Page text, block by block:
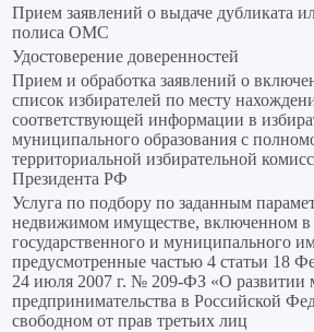
Прием заявлений о выдаче дубликата
полиса ОМС
Удостоверение доверенностей
Прием и обработка заявлений о
список избирателей по месту
соответствующей информации в
муниципального образования с
территориальной избирательной
Президента РФ
Услуга по подбору по заданным
недвижимом имуществе, включенном в
государственного и муниципального
предусмотренные частью 4 статьи 18
24 июля 2007 г. № 209-ФЗ «О развитии
предпринимательства в Российской
свободном от прав третьих лиц